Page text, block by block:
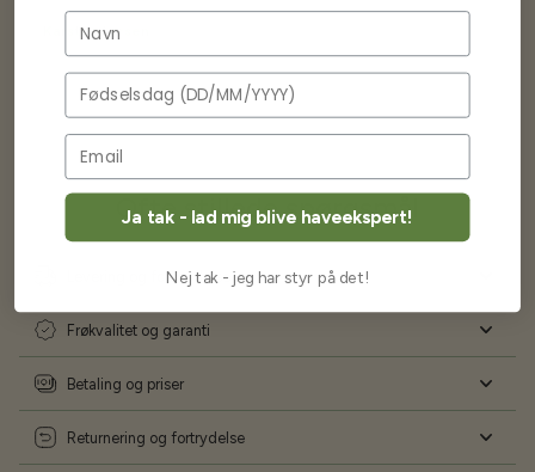
Karsten Larsen
Ofte stillede spørgsmål
Levering og forsendelse
Frøkvalitet og garanti
Betaling og priser
Returnering og fortrydelse
Navn
Fødselsdag
Ja tak - lad mig blive haveekspert!
Nej tak - jeg har styr på det!